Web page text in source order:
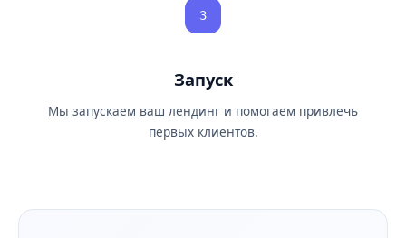
3
Запуск
Мы запускаем ваш лендинг и помогаем привлечь
первых клиентов.